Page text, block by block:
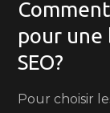
pour une
SEO?
Pour choisir